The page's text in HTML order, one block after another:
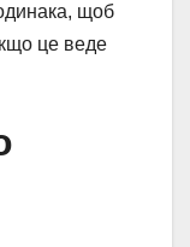
щоб
це веде